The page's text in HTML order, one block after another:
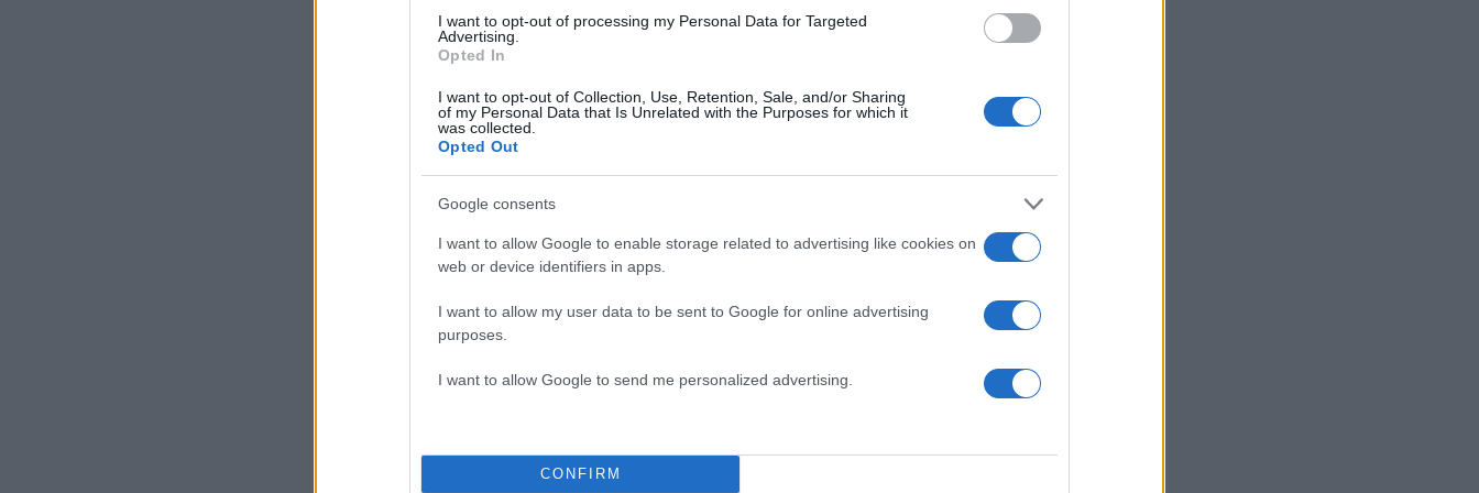
I want to opt-out of processing my Personal Data for Targeted
Advertising.
Opted In
I want to opt-out of Collection, Use, Retention, Sale, and/or Sharing
of my Personal Data that Is Unrelated with the Purposes for which it
was collected.
Opted Out
Google consents
I want to allow Google to enable storage related to advertising like cookies on
web or device identifiers in apps.
I want to allow my user data to be sent to Google for online advertising
purposes.
I want to allow Google to send me personalized advertising.
CONFIRM